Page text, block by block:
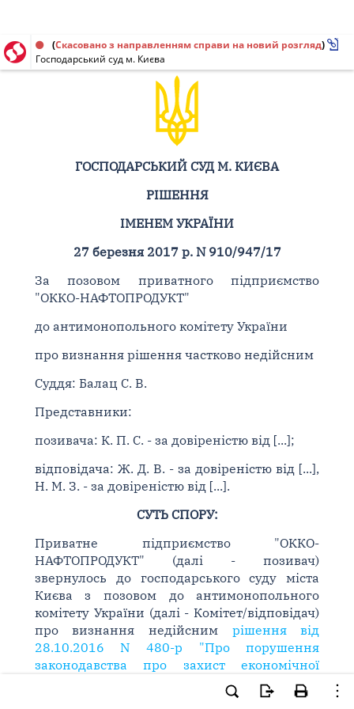
Рішення від 27.03.2017 № 910/947/17
(Скасовано з направленням справи на новий розгляд)
Господарський суд м. Києва
ГОСПОДАРСЬКИЙ СУД М. КИЄВА
РІШЕННЯ
ІМЕНЕМ УКРАЇНИ
27 березня 2017 р. N 910/947/17
За позовом приватного підприємство
"ОККО-НАФТОПРОДУКТ"
до антимонопольного комітету України
про визнання рішення частково недійсним
Суддя: Балац С. В.
Представники:
позивача: К. П. С. - за довіреністю від [...];
відповідача: Ж. Д. В. - за довіреністю від [...],
Н. М. З. - за довіреністю від [...].
СУТЬ СПОРУ:
Приватне підприємство "ОККО-
НАФТОПРОДУКТ" (далі - позивач)
звернулось до господарського суду міста
Києва з позовом до антимонопольного
комітету України (далі - Комітет/відповідач)
про визнання недійсним рішення від
28.10.2016 N 480-р "Про порушення
законодавства про захист економічної
конкуренції та накладення штрафу"у
справі N 128-26.13/112-16 (далі - Рішення N